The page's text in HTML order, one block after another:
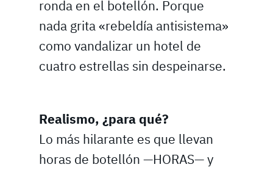
ronda en el botellón. Porque
nada grita «rebeldía antisistema»
como vandalizar un hotel de
cuatro estrellas sin despeinarse.
Realismo, ¿para qué?
Lo más hilarante es que llevan
horas de botellón —HORAS— y